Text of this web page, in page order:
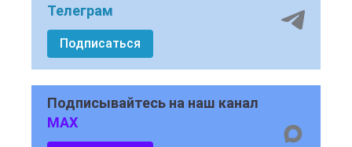
Телеграм
Подписаться
Подписывайтесь на наш канал
MAX